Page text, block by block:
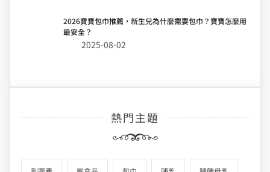
2026寶寶包巾推薦，新生兒為什麼需要包巾？寶寶怎麼用
最安全？
2025-08-02
熱門主題